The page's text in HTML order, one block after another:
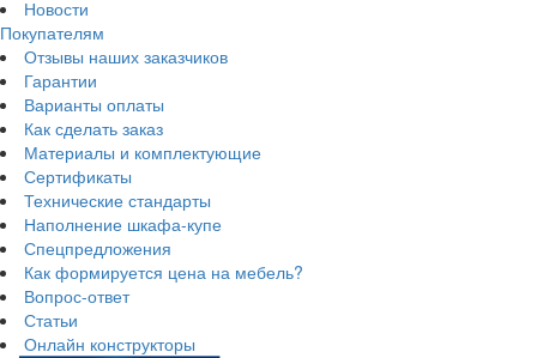
Новости
Покупателям
Отзывы наших заказчиков
Гарантии
Варианты оплаты
Как сделать заказ
Материалы и комплектующие
Сертификаты
Технические стандарты
Наполнение шкафа-купе
Спецпредложения
Как формируется цена на мебель?
Вопрос-ответ
Статьи
Онлайн конструкторы